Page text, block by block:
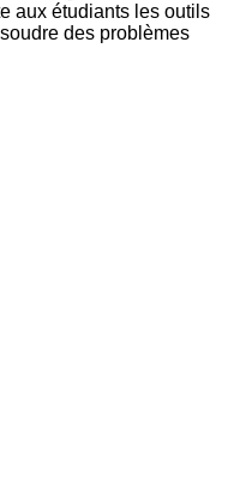
aux étudiants les outils
des problèmes